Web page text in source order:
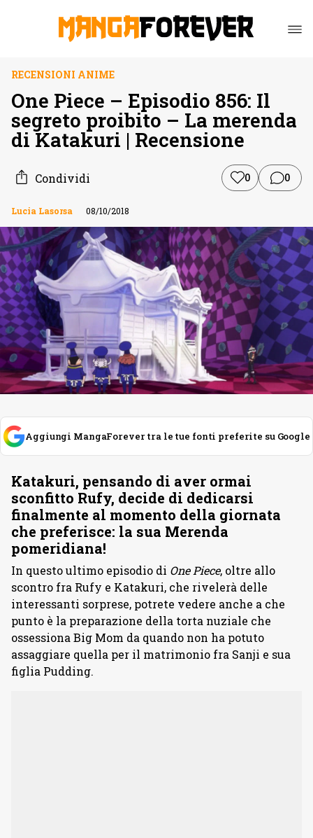
RECENSIONI ANIME
One Piece – Episodio 856: Il
segreto proibito – La merenda
di Katakuri | Recensione
Condividi 0 0
Lucia Lasorsa 08/10/2018
Aggiungi MangaForever tra le tue fonti preferite su Google
Katakuri, pensando di aver ormai
sconfitto Rufy, decide di dedicarsi
finalmente al momento della giornata
che preferisce: la sua Merenda
pomeridiana!
In questo ultimo episodio di One Piece, oltre allo
scontro fra Rufy e Katakuri, che rivelerà delle
interessanti sorprese, potrete vedere anche a che
punto è la preparazione della torta nuziale che
ossessiona Big Mom da quando non ha potuto
assaggiare quella per il matrimonio fra Sanji e sua
figlia Pudding.